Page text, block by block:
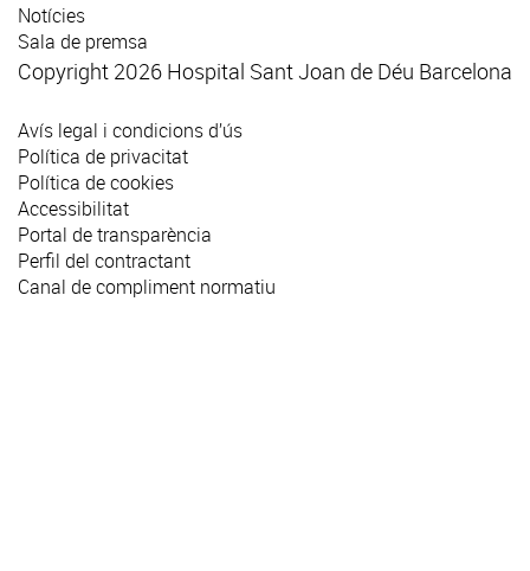
Notícies
Sala de premsa
Copyright 2026 Hospital Sant Joan de Déu Barcelona
Avís legal i condicions d’ús
Política de privacitat
Política de cookies
Accessibilitat
Portal de transparència
Perfil del contractant
Canal de compliment normatiu